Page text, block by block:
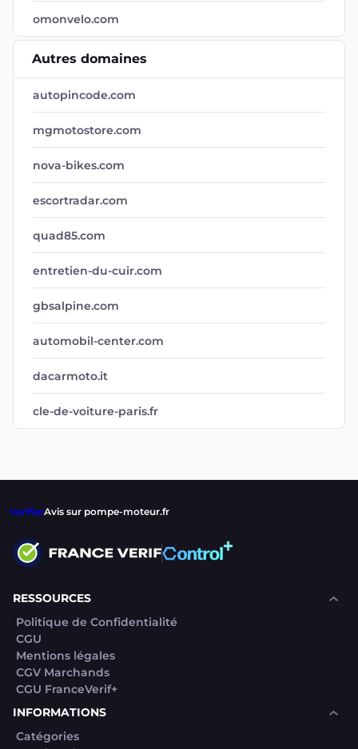
omonvelo.com
Autres domaines
autopincode.com
mgmotostore.com
nova-bikes.com
escortradar.com
quad85.com
entretien-du-cuir.com
gbsalpine.com
automobil-center.com
dacarmoto.it
cle-de-voiture-paris.fr
VerifierAvis sur pompe-moteur.fr
RESSOURCES
Politique de Confidentialité
CGU
Mentions légales
CGV Marchands
CGU FranceVerif+
INFORMATIONS
Catégories